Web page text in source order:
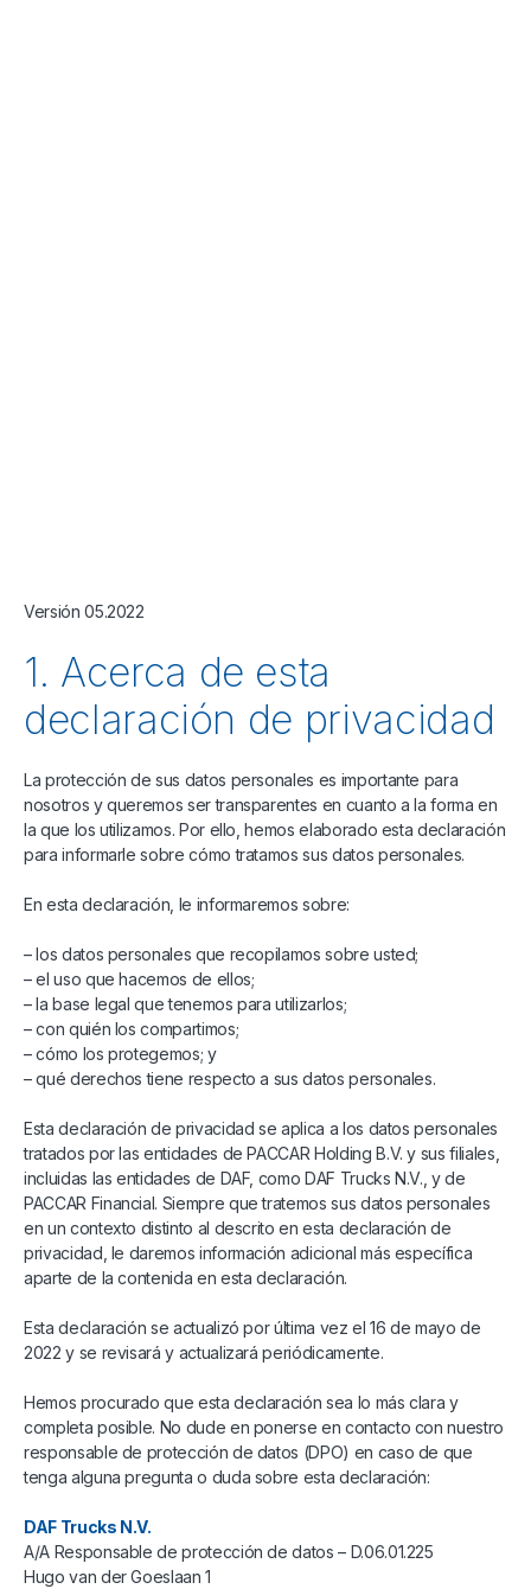
Versión 05.2022
1. Acerca de esta
declaración de privacidad
La protección de sus datos personales es importante para
nosotros y queremos ser transparentes en cuanto a la forma en
la que los utilizamos. Por ello, hemos elaborado esta declaración
para informarle sobre cómo tratamos sus datos personales.
En esta declaración, le informaremos sobre:
– los datos personales que recopilamos sobre usted;
– el uso que hacemos de ellos;
– la base legal que tenemos para utilizarlos;
– con quién los compartimos;
– cómo los protegemos; y
– qué derechos tiene respecto a sus datos personales.
Esta declaración de privacidad se aplica a los datos personales
tratados por las entidades de PACCAR Holding B.V. y sus filiales,
incluidas las entidades de DAF, como DAF Trucks N.V., y de
PACCAR Financial. Siempre que tratemos sus datos personales
en un contexto distinto al descrito en esta declaración de
privacidad, le daremos información adicional más específica
aparte de la contenida en esta declaración.
Esta declaración se actualizó por última vez el 16 de mayo de
2022 y se revisará y actualizará periódicamente.
Hemos procurado que esta declaración sea lo más clara y
completa posible. No dude en ponerse en contacto con nuestro
responsable de protección de datos (DPO) en caso de que
tenga alguna pregunta o duda sobre esta declaración:
DAF Trucks N.V.
A/A Responsable de protección de datos – D.06.01.225
Hugo van der Goeslaan 1